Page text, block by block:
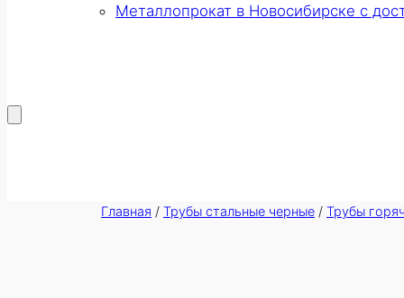
Металлопрокат в Новосибирске с
Главная / Трубы стальные черные / Трубы